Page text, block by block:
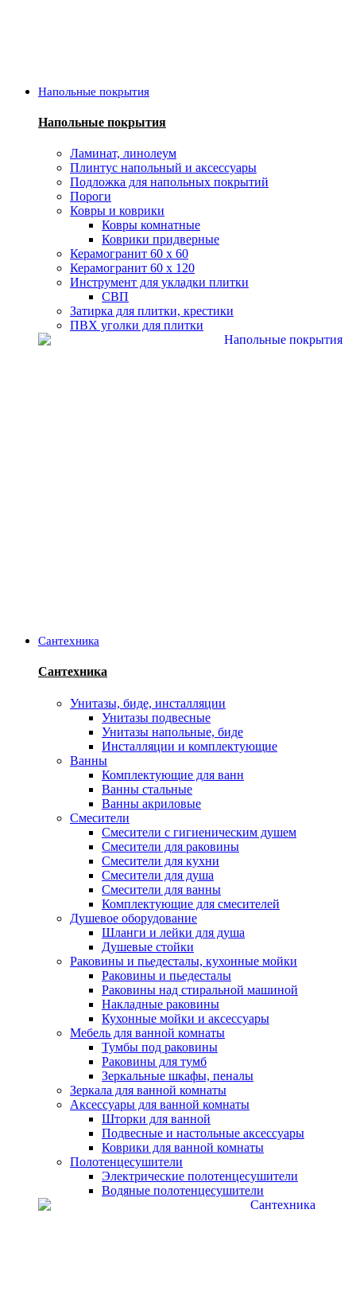
Напольные покрытия
Напольные покрытия
Ламинат, линолеум
Плинтус напольный и аксессуары
Подложка для напольных покрытий
Пороги
Ковры и коврики
Ковры комнатные
Коврики придверные
Керамогранит 60 х 60
Керамогранит 60 х 120
Инструмент для укладки плитки
СВП
Затирка для плитки, крестики
ПВХ уголки для плитки
Сантехника
Сантехника
Унитазы, биде, инсталляции
Унитазы подвесные
Унитазы напольные, биде
Инсталляции и комплектующие
Ванны
Комплектующие для ванн
Ванны стальные
Ванны акриловые
Смесители
Смесители с гигиеническим душем
Смесители для раковины
Смесители для кухни
Смесители для душа
Смесители для ванны
Комплектующие для смесителей
Душевое оборудование
Шланги и лейки для душа
Душевые стойки
Раковины и пьедесталы, кухонные мойки
Раковины и пьедесталы
Раковины над стиральной машиной
Накладные раковины
Кухонные мойки и аксессуары
Мебель для ванной комнаты
Тумбы под раковины
Раковины для тумб
Зеркальные шкафы, пеналы
Зеркала для ванной комнаты
Аксессуары для ванной комнаты
Шторки для ванной
Подвесные и настольные аксессуары
Коврики для ванной комнаты
Полотенцесушители
Электрические полотенцесушители
Водяные полотенцесушители